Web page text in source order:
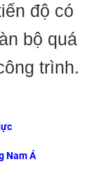
độ có
bộ quá
trình.
Nam Á